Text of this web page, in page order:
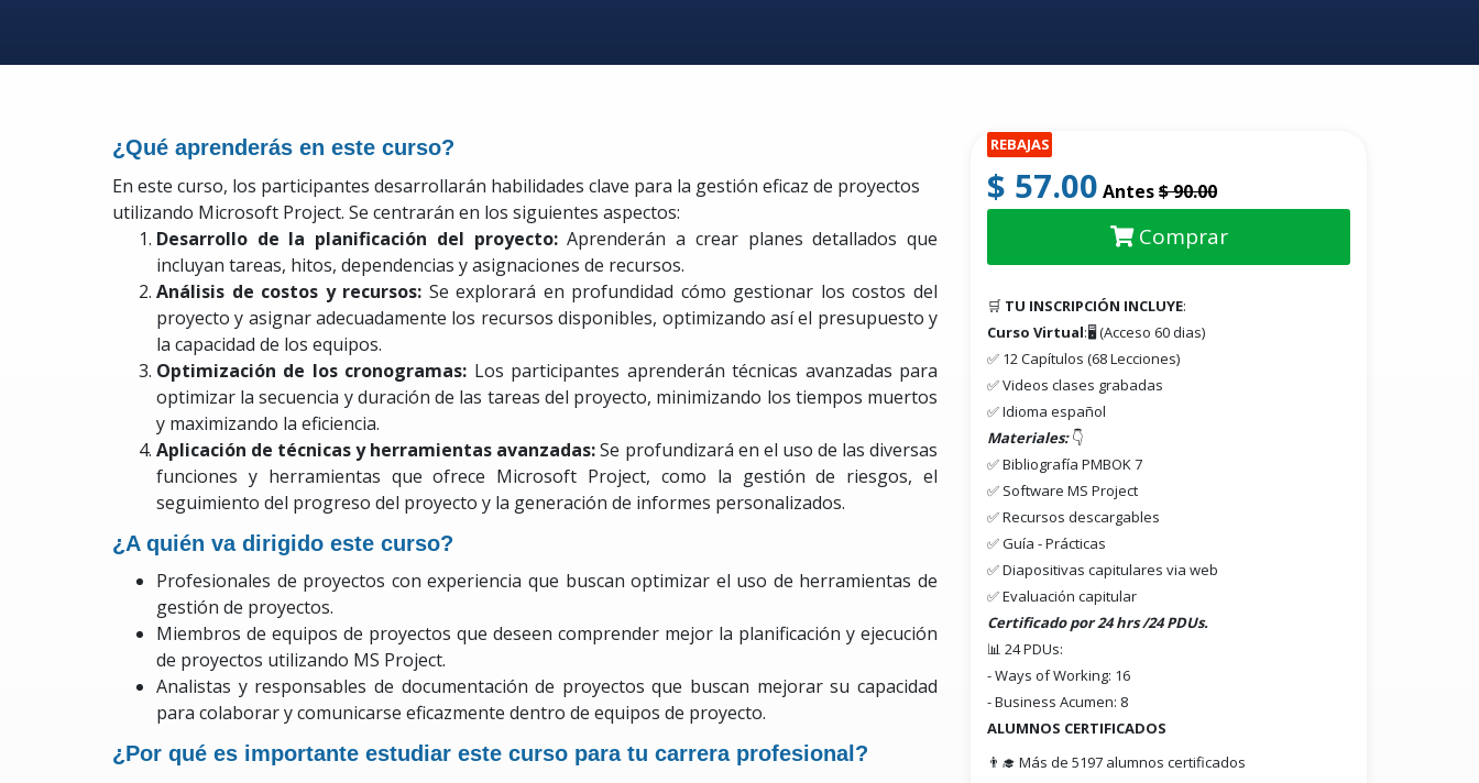
¿Qué aprenderás en este curso?
En este curso, los participantes desarrollarán habilidades clave para la gestión eficaz de proyectos
utilizando Microsoft Project. Se centrarán en los siguientes aspectos:
Desarrollo de la planificación del proyecto:Aprenderán a crear planes detallados que
incluyan tareas, hitos, dependencias y asignaciones de recursos.
Análisis de costos y recursos: Se explorará en profundidad cómo gestionar los costos del
proyecto y asignar adecuadamente los recursos disponibles, optimizando así el presupuesto y
la capacidad de los equipos.
Optimización de los cronogramas: Los participantes aprenderán técnicas avanzadas para
optimizar la secuencia y duración de las tareas del proyecto, minimizando los tiempos muertos
y maximizando la eficiencia.
Aplicación de técnicas y herramientas avanzadas:Se profundizará en el uso de las diversas
funciones y herramientas que ofrece Microsoft Project, como la gestión de riesgos, el
seguimiento del progreso del proyecto y la generación de informes personalizados.
¿A quién va dirigido este curso?
Profesionales de proyectos con experiencia que buscan optimizar el uso de herramientas de
gestión de proyectos.
Miembros de equipos de proyectos que deseen comprender mejor la planificación y ejecución
de proyectos utilizando MS Project.
Analistas y responsables de documentación de proyectos que buscan mejorar su capacidad
para colaborar y comunicarse eficazmente dentro de equipos de proyecto.
¿Por qué es importante estudiar este curso para tu carrera profesional?
REBAJAS
$ 57.00 Antes$ 90.00
Comprar
🛒 TU INSCRIPCIÓN INCLUYE:
Curso Virtual:🖥️ (Acceso 60 dias)
✅ 12 Capítulos (68 Lecciones)
✅ Videos clases grabadas
✅ Idioma español
Materiales:👇
✅ Bibliografía PMBOK 7
✅ Software MS Project
✅ Recursos descargables
✅ Guía - Prácticas
✅ Diapositivas capitulares via web
✅ Evaluación capitular
Certificado por 24 hrs /24 PDUs.
📊 24 PDUs:
- Ways of Working: 16
- Business Acumen: 8
ALUMNOS CERTIFICADOS
👨‍🎓 Más de 5197 alumnos certificados